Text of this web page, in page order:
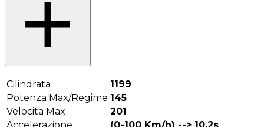
Cilindrata
1199
Potenza Max/Regime 145
Velocita Max
201